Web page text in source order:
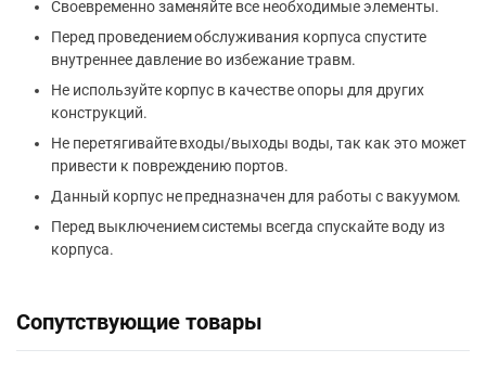
Своевременно заменяйте все необходимые элементы.
Перед проведением обслуживания корпуса спустите
внутреннее давление во избежание травм.
Не используйте корпус в качестве опоры для других
конструкций.
Не перетягивайте входы/выходы воды, так как это может
привести к повреждению портов.
Данный корпус не предназначен для работы с вакуумом.
Перед выключением системы всегда спускайте воду из
корпуса.
Сопутствующие товары